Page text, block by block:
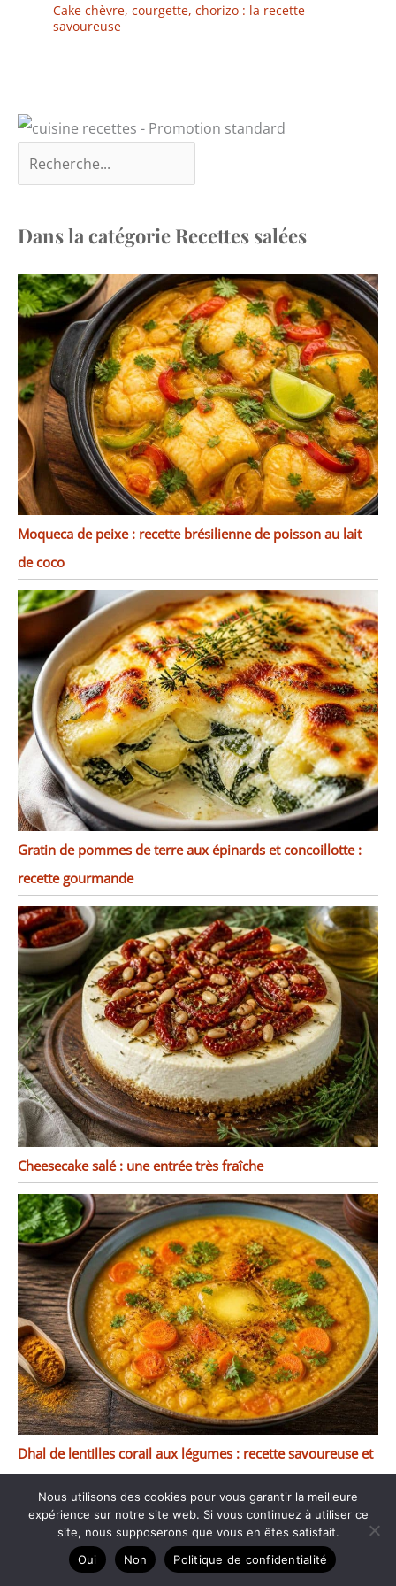
Cake chèvre, courgette, chorizo : la recette
savoureuse
Dans la catégorie Recettes salées
Moqueca de peixe : recette brésilienne de poisson au lait
de coco
Gratin de pommes de terre aux épinards et concoillotte :
recette gourmande
Cheesecake salé : une entrée très fraîche
Dhal de lentilles corail aux légumes : recette savoureuse et
Nous utilisons des cookies pour vous garantir la meilleure
expérience sur notre site web. Si vous continuez à utiliser ce
site, nous supposerons que vous en êtes satisfait.
Oui
Non Politique de confidentialité